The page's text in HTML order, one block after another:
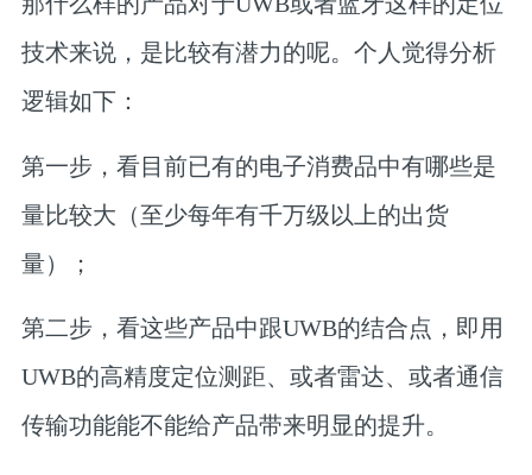
技术来说，是比较有潜力的呢。个人觉得分析
逻辑如下：
第一步，看目前已有的电子消费品中有哪些是
量比较大（至少每年有千万级以上的出货
量）；
第二步，看这些产品中跟UWB的结合点，即用
UWB的高精度定位测距、或者雷达、或者通信
传输功能能不能给产品带来明显的提升。